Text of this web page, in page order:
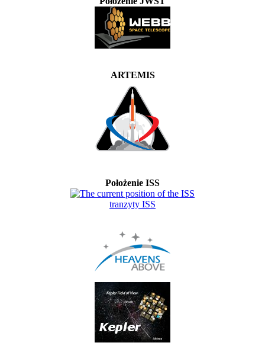
ARTEMIS
Położenie ISS
tranzyty ISS